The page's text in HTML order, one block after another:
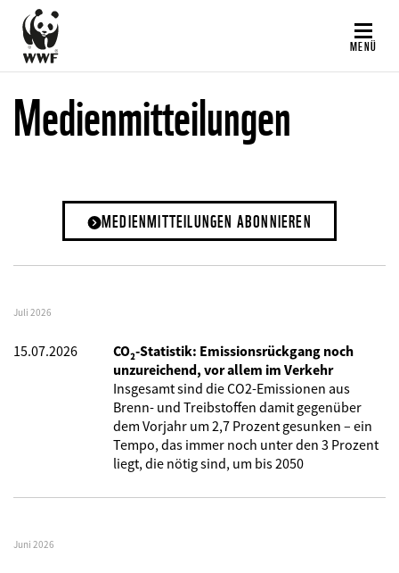
Direkt
zum
Inhalt
MENÜ
Medienmitteilungen
MEDIENMITTEILUNGEN ABONNIEREN
Juli 2026
15.07.2026
CO₂-Statistik: Emissionsrückgang noch
unzureichend, vor allem im Verkehr
Insgesamt sind die CO2-Emissionen aus
Brenn- und Treibstoffen damit gegenüber
dem Vorjahr um 2,7 Prozent gesunken – ein
Tempo, das immer noch unter den 3 Prozent
liegt, die nötig sind, um bis 2050
Juni 2026